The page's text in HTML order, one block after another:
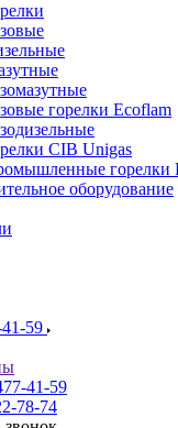
горелки Ecoflam
CIB Unigas
горелки
оборудование
59
41-59
78-74